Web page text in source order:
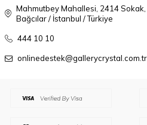
Mahmutbey Mahallesi, 2414
Bağcılar / İstanbul / Türkiye
444 10 10
onlinedestek@gallerycrystal.com.tr